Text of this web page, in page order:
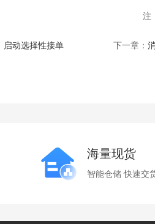
注
启动选择性接单 下一章：
海量现货
智能仓储 快速交